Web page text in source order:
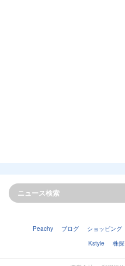
Peachy ブログ ショッピング
Kstyle
株探